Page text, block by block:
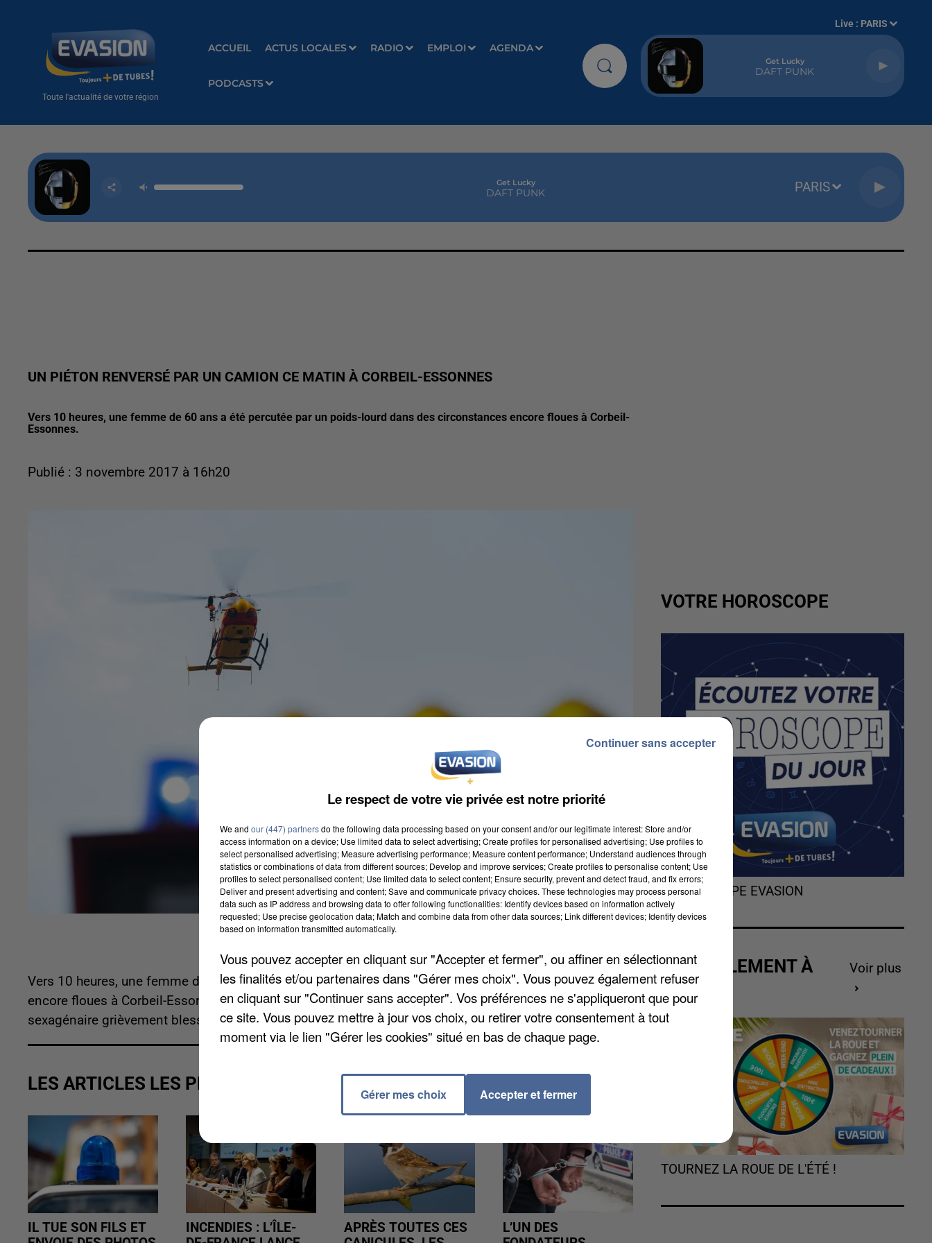
Toute l'actualité de votre région
ACCUEIL ACTUS LOCALES RADIO EMPLOI AGENDA
PODCASTS
Live : PARIS
Get Lucky
DAFT PUNK
Get Lucky
DAFT PUNK PARIS
UN PIÉTON RENVERSÉ PAR UN CAMION CE MATIN À CORBEIL-ESSONNES
Vers 10 heures, une femme de 60 ans a été percutée par un poids-lourd dans des circonstances encore floues à Corbeil-
Essonnes.
Publié : 3 novembre 2017 à 16h20
Vers 10 heures, une femme de 60 ans a été percutée par un poids-lourd dans des circonstances
encore floues à Corbeil-Essonnes. Les pompiers sont rapidement intervenus. Ils ont héliporté la
sexagénaire grièvement blessée vers le centre hospitalier de la Pitié-Salpétrière.
LES ARTICLES LES PLUS VUS
IL TUE SON FILS ET
INCENDIES : L’ÎLE-
APRÈS TOUTES CES
L’UN DES
VOTRE HOROSCOPE
L'HOROSCOPE EVASION
ACTUELLEMENT À
GAGNER
Voir plus
TOURNEZ LA ROUE DE L'ÉTÉ !
Le respect de votre vie privée est notre priorité
We and our (447) partnersdo the following data processing based on your consent and/or our legitimate interest: Store and/or
access information on a device; Use limited data to select advertising; Create profiles for personalised advertising; Use profiles to
select personalised advertising; Measure advertising performance; Measure content performance; Understand audiences through
statistics or combinations of data from different sources; Develop and improve services; Create profiles to personalise content; Use
profiles to select personalised content; Use limited data to select content; Ensure security, prevent and detect fraud, and fix errors;
Deliver and present advertising and content; Save and communicate privacy choices. These technologies may process personal
data such as IP address and browsing data to offer following functionalities: Identify devices based on information actively
requested; Use precise geolocation data; Match and combine data from other data sources; Link different devices; Identify devices
based on information transmitted automatically.
Vous pouvez accepter en cliquant sur "Accepter et fermer", ou affiner en sélectionnant
les finalités et/ou partenaires dans "Gérer mes choix". Vous pouvez également refuser
en cliquant sur "Continuer sans accepter". Vos préférences ne s'appliqueront que pour
ce site. Vous pouvez mettre à jour vos choix, ou retirer votre consentement à tout
moment via le lien "Gérer les cookies" situé en bas de chaque page.
Gérer mes choix Accepter et fermer
Continuer sans accepter